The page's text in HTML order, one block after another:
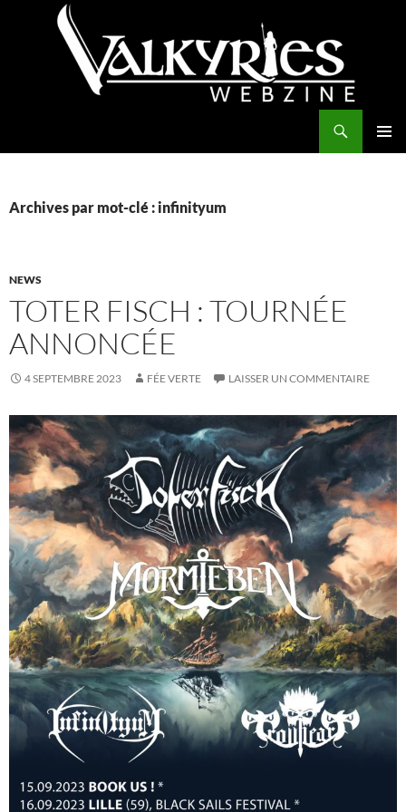
Archives par mot-clé : infinityum
NEWS
TOTER FISCH : TOURNÉE
ANNONCÉE
4 SEPTEMBRE 2023 FÉE VERTE LAISSER UN COMMENTAIRE